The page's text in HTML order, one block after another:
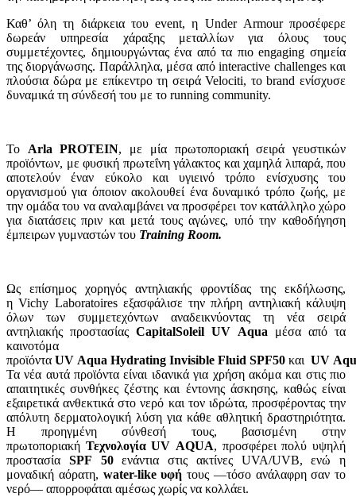
Καθ’ όλη τη διάρκεια του event, η Under Armour προσέφερε
δωρεάν υπηρεσία χάραξης μεταλλίων για όλους τους
συμμετέχοντες, δημιουργώντας ένα από τα πιο engaging σημεία
της διοργάνωσης. Παράλληλα, μέσα από interactive challenges και
πλούσια δώρα με επίκεντρο τη σειρά Velociti, το brand ενίσχυσε
δυναμικά τη σύνδεσή του με το running community.
Το Arla PROTEIN, με μία πρωτοποριακή σειρά γευστικών
προϊόντων, με φυσική πρωτεΐνη γάλακτος και χαμηλά λιπαρά, που
αποτελούν έναν εύκολο και υγιεινό τρόπο ενίσχυσης του
οργανισμού για όποιον ακολουθεί ένα δυναμικό τρόπο ζωής, με
την ομάδα του να αναλαμβάνει να προσφέρει τον κατάλληλο χώρο
για διατάσεις πριν και μετά τους αγώνες, υπό την καθοδήγηση
έμπειρων γυμναστών του Training Room.
Ως επίσημος χορηγός αντηλιακής φροντίδας της εκδήλωσης,
η Vichy Laboratoires εξασφάλισε την πλήρη αντηλιακή κάλυψη
όλων των συμμετεχόντων αναδεικνύοντας τη νέα σειρά
αντηλιακής προστασίας CapitalSoleil UV Aqua μέσα από τα
καινοτόμα
προϊόντα UV Aqua Hydrating Invisible Fluid SPF50 και UV
Τα νέα αυτά προϊόντα είναι ιδανικά για χρήση ακόμα και στις πιο
απαιτητικές συνθήκες ζέστης και έντονης άσκησης, καθώς είναι
εξαιρετικά ανθεκτικά στο νερό και τον ιδρώτα, προσφέροντας την
απόλυτη δερματολογική λύση για κάθε αθλητική δραστηριότητα.
Η προηγμένη σύνθεσή τους, βασισμένη στην
πρωτοποριακή Τεχνολογία UV AQUA, προσφέρει πολύ υψηλή
προστασία SPF 50ενάντια στις ακτίνες UVA/UVB, ενώ η
μοναδική αόρατη, water-like υφή τους —τόσο ανάλαφρη σαν το
νερό— απορροφάται αμέσως χωρίς να κολλάει.